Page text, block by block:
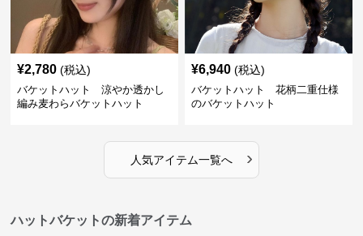
¥2,780 (税込)
バケットハット 涼やか透かし
編み麦わらバケットハット
¥6,940 (税込)
バケットハット 花柄二重仕様
のバケットハット
人気アイテム一覧へ ›
ハットバケットの新着アイテム